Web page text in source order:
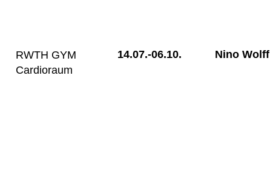
RWTH GYM
Cardioraum
14.07.-06.10. Nino Wolff